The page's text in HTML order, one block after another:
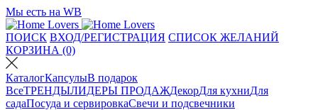
Мы есть на WB
ПОИСК ВХОД/РЕГИСТРАЦИЯ СПИСОК ЖЕЛАНИЙ
КОРЗИНА (0)
КаталогКапсулыВ подарок
ВсеТРЕНДЫЛИДЕРЫ ПРОДАЖДекорДля кухниДля
садаПосуда и сервировкаСвечи и подсвечники